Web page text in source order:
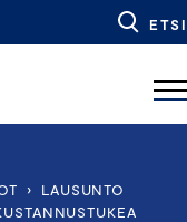
ETSI
›
LAUSUNTO